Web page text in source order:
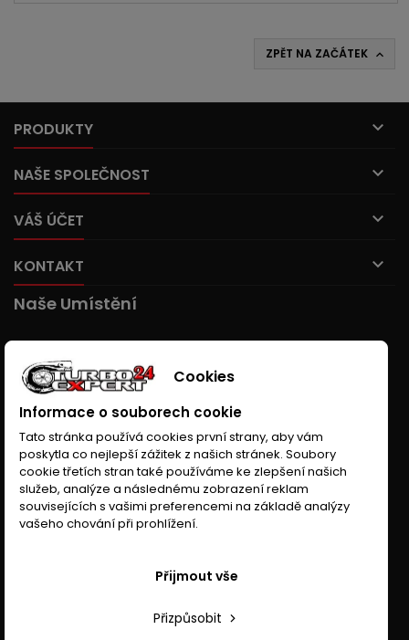
ZPĚT NA ZAČÁTEK 
PRODUKTY 
NAŠE SPOLEČNOST 
VÁŠ ÚČET 
KONTAKT 
Naše Umístění
Cookies
Informace o souborech cookie
Tato stránka používá cookies první strany, aby vám
poskytla co nejlepší zážitek z našich stránek. Soubory
cookie třetích stran také používáme ke zlepšení našich
služeb, analýze a následnému zobrazení reklam
souvisejících s vašimi preferencemi na základě analýzy
vašeho chování při prohlížení.
Přizpůsobit
Přijmout vše